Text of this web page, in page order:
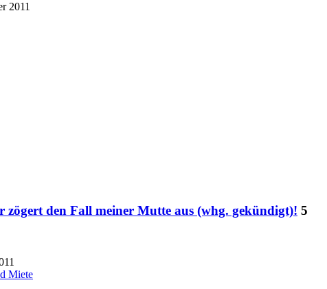
2011
zögert den Fall meiner Mutte aus (whg. gekündigt)! 5
Miete